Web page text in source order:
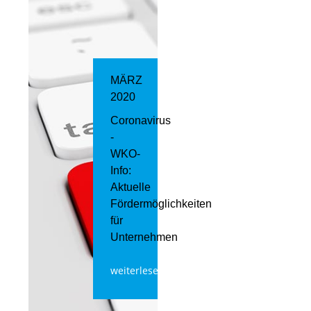
MÄRZ
2020
Coronavirus
-
WKO-
Info:
Aktuelle
Fördermöglichkeiten
für
Unternehmen
weiterlesen